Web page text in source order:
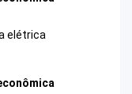
elétrica